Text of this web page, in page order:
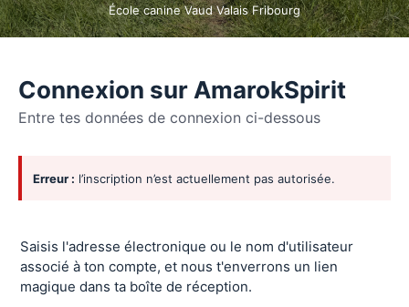
Connexion sur AmarokSpirit
Entre tes données de connexion ci-dessous
Se
connecter
Erreur : l’inscription n’est actuellement pas autorisée.
Saisis l'adresse électronique ou le nom d'utilisateur
associé à ton compte, et nous t'enverrons un lien
magique dans ta boîte de réception.
École canine Vaud Valais Fribourg